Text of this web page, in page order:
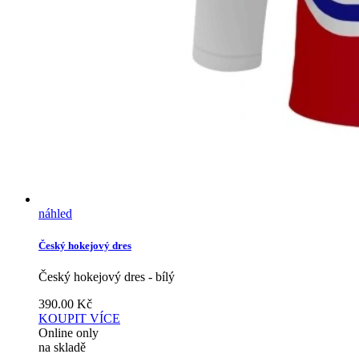
náhled
Český hokejový dres
Český hokejový dres - bílý
390.00 Kč
KOUPIT VÍCE
Online only
na skladě